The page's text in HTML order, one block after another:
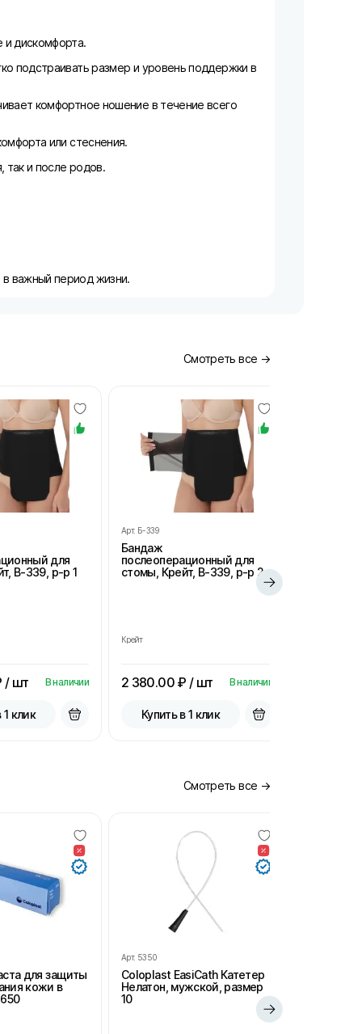
дискомфорта.
подстраивать размер и уровень поддержки в
комфортное ношение в течение всего
или стеснения.
так и после родов.
важный период жизни.
Смотреть все →
для
В-339, р-р 1
/ шт В наличии
1 клик
Арт. Б-339
Бандаж
послеоперационный для
стомы, Крейт, В-339, р-р 2
Крейт
2 380.00₽ / шт В наличии
Купить в 1 клик
Смотреть все →
для защиты
кожи в
Арт. 5350
Coloplast EasiCath Катетер
Нелатон, мужской, размер
10